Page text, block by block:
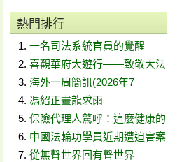
熱門排行
一名司法系統官員的覺醒
喜觀華府大遊行——致敬大法
海外一周簡訊(2026年7
馮紹正畫龍求雨
保險代理人驚呼：這麼健康的
中國法輪功學員近期遭迫害案
從無聲世界回有聲世界